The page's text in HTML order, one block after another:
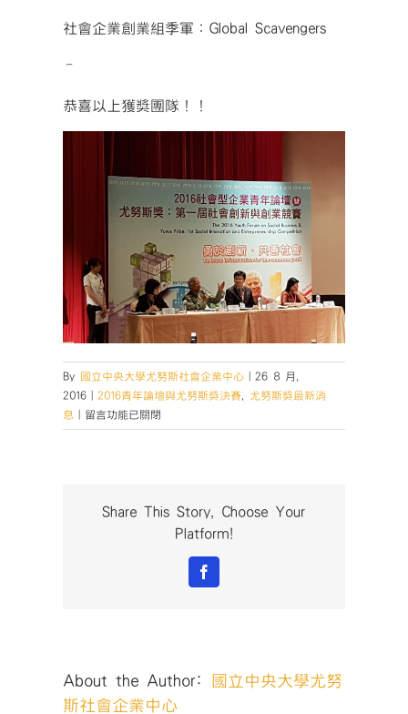
社會企業創業組季軍：Global Scavengers
–
恭喜以上獲獎團隊！！
By 國立中央大學尤努斯社會企業中心
26 8 月,
2016
2016青年論壇與尤努斯獎決賽,
尤努斯獎最新消
息
在
〈公
與
創
留言功能已關閉
Share This Story, Choose Your
Platform!
Facebook
About the Author:
國立中央大學尤努
斯社會企業中心